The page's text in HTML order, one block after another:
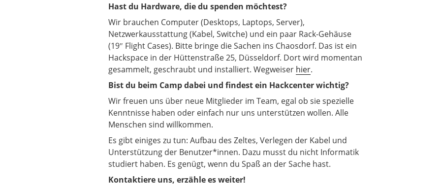
Hast du Hardware, die du spenden möchtest?
Wir brauchen Computer (Desktops, Laptops, Server),
Netzwerkausstattung (Kabel, Switche) und ein paar Rack-Gehäuse
(19″ Flight Cases). Bitte bringe die Sachen ins Chaosdorf. Das ist ein
Hackspace in der Hüttenstraße 25, Düsseldorf. Dort wird momentan
gesammelt, geschraubt und installiert. Wegweiser hier.
Bist du beim Camp dabei und findest ein Hackcenter wichtig?
Wir freuen uns über neue Mitglieder im Team, egal ob sie spezielle
Kenntnisse haben oder einfach nur uns unterstützen wollen. Alle
Menschen sind willkommen.
Es gibt einiges zu tun: Aufbau des Zeltes, Verlegen der Kabel und
Unterstützung der Benutzer*innen. Dazu musst du nicht Informatik
studiert haben. Es genügt, wenn du Spaß an der Sache hast.
Kontaktiere uns, erzähle es weiter!